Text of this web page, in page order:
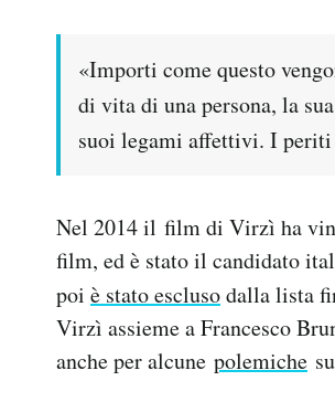
«Importi come questo
di vita di una persona, la
suoi legami affettivi. I
Nel 2014 il film di Virzì ha
film, ed è stato il candidato
poi è stato esclusodalla lista
Virzì assieme a Francesco
anche per alcune polemiche